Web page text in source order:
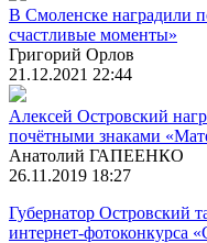
В Смоленске наградили
счастливые моменты»
Григорий Орлов
21.12.2021 22:44
Алексей Островский
почётными знаками
Анатолий ГАПЕЕНКО
26.11.2019 18:27
Губернатор Островский
интернет-фотоконкурса